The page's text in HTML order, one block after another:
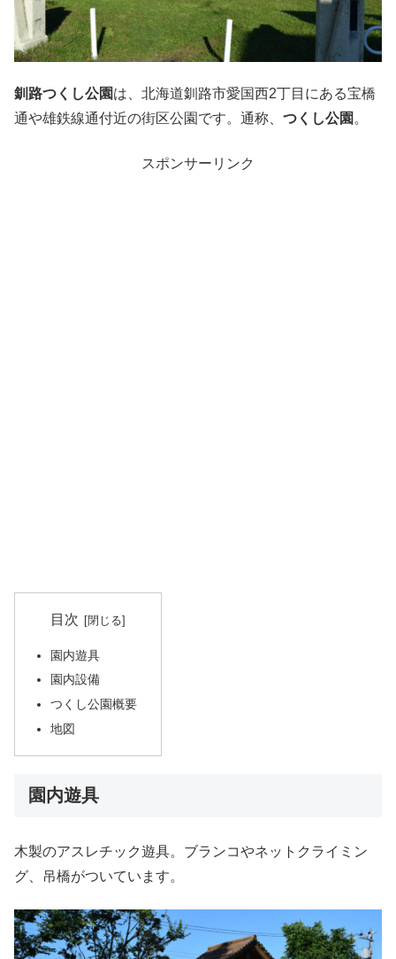
釧路つくし公園は、北海道釧路市愛国西2丁目にある宝橋
通や雄鉄線通付近の街区公園です。通称、 つくし公園 。
スポンサーリンク
目次
園内遊具
園内設備
つくし公園概要
地図
園内遊具
木製のアスレチック遊具。ブランコやネットクライミン
グ、吊橋がついています。